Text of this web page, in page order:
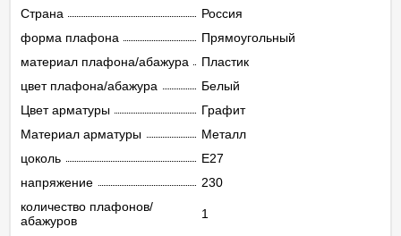
Страна
Россия
форма плафона
Прямоугольный
материал плафона/абажура
Пластик
цвет плафона/абажура
Белый
Цвет арматуры
Графит
Материал арматуры
Металл
цоколь
E27
напряжение
230
количество плафонов/
абажуров
1